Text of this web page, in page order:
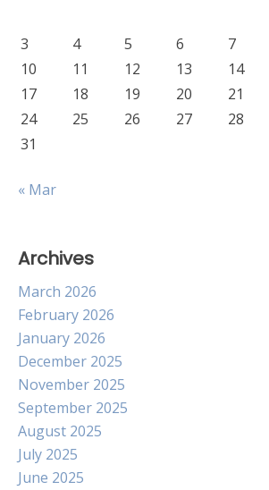
3
4 5 6 7
10
11 12 13 14
17
18 19 20 21
24
25 26 27 28
31
« Mar
Archives
March 2026
February 2026
January 2026
December 2025
November 2025
September 2025
August 2025
July 2025
June 2025